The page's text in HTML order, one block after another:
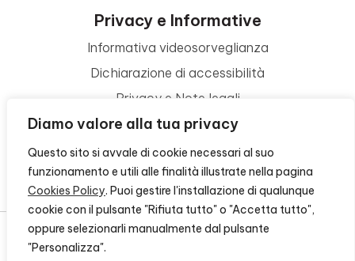
Diamo valore alla tua privacy
Questo sito si avvale di cookie necessari al suo
funzionamento e utili alle finalità illustrate nella pagina
Cookies Policy. Puoi gestire l'installazione di qualunque
cookie con il pulsante "Rifiuta tutto" o "Accetta tutto",
oppure selezionarli manualmente dal pulsante
"Personalizza".
Privacy e Informative
Informativa videosorveglianza
Dichiarazione di accessibilità
Privacy e Note legali
Termini di utilizzo
Cookie policy
Contattaci